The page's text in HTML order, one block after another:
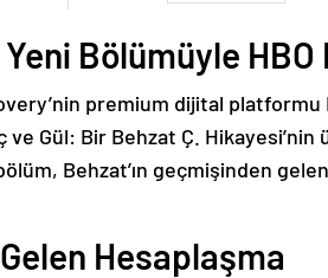
Bölümüyle HBO
premium dijital platformu
ve Gül: Bir Behzat Ç.
Behzat’ın geçmişinden
Hesaplaşma